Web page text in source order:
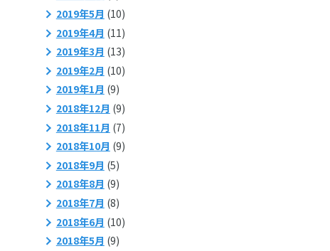
2019年5月 (10)
2019年4月 (11)
2019年3月 (13)
2019年2月 (10)
2019年1月 (9)
2018年12月 (9)
2018年11月 (7)
2018年10月 (9)
2018年9月 (5)
2018年8月 (9)
2018年7月 (8)
2018年6月 (10)
2018年5月 (9)